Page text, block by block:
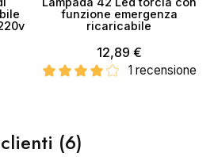
funzione emergenza
ricaricabile
12,89 €
1 recensione
(6)